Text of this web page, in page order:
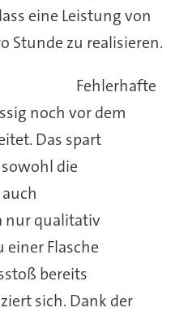
eine Leistung von
Stunde zu realisieren.
Fehlerhafte
noch vor dem
Das spart
die
nur qualitativ
Flasche
bereits
sich. Dank der